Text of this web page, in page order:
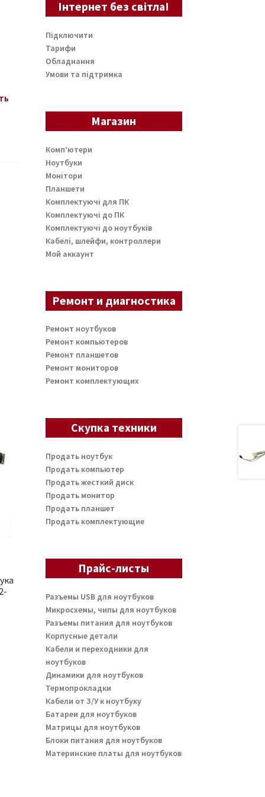
Інтернет без світла!
Підключити
Тарифи
Обладнання
Умови та підтримка
Магазин
Комп’ютери
Ноутбуки
Монітори
Планшети
Комплектуючі для ПК
Комплектуючі до ПК
Комплектуючі до ноутбуків
Кабелі, шлейфи, контроллери
Мой аккаунт
Ремонт и диагностика
Ремонт ноутбуков
Ремонт компьютеров
Ремонт планшетов
Ремонт мониторов
Ремонт комплектующих
Скупка техники
Продать ноутбук
Продать компьютер
Продать жесткий диск
Продать монитор
Продать планшет
Продать комплектующие
Прайс-листы
Разъемы USB для ноутбуков
Микросхемы, чипы для ноутбуков
Разъемы питания для ноутбуков
Корпусные детали
Кабели и переходники для
ноутбуков
Динамики для ноутбуков
Термопрокладки
Кабели от З/У к ноутбуку
Батареи для ноутбуков
Матрицы для ноутбуков
Блоки питания для ноутбуков
Материнские платы для ноутбуков